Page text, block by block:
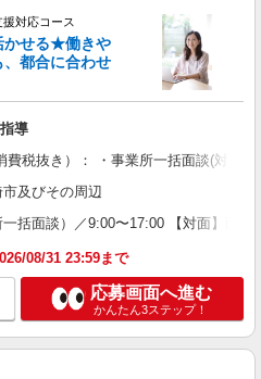
対応コース
かせる★働きや
都合に合わせ
導
費税抜き）： ・事業所一括面談(対
市及びその周辺
一括面談）／9:00〜17:00 【対面】面
08/31 23:59まで
応募画面へ進む
かんたん3ステップ！